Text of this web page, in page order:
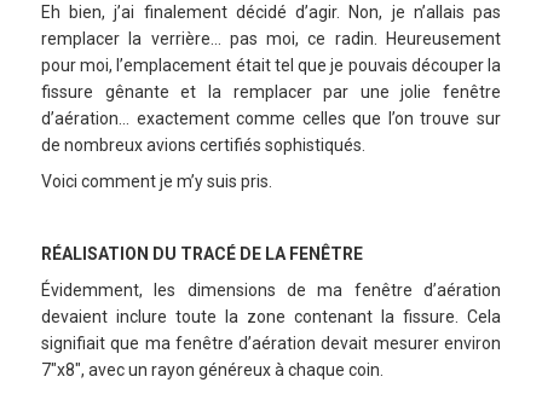
Eh bien, j’ai finalement décidé d’agir. Non, je n’allais pas
remplacer la verrière… pas moi, ce radin. Heureusement
pour moi, l’emplacement était tel que je pouvais découper la
fissure gênante et la remplacer par une jolie fenêtre
d’aération… exactement comme celles que l’on trouve sur
de nombreux avions certifiés sophistiqués.
Voici comment je m’y suis pris.
RÉALISATION DU TRACÉ DE LA FENÊTRE
Évidemment, les dimensions de ma fenêtre d’aération
devaient inclure toute la zone contenant la fissure. Cela
signifiait que ma fenêtre d’aération devait mesurer environ
7″x8″, avec un rayon généreux à chaque coin.